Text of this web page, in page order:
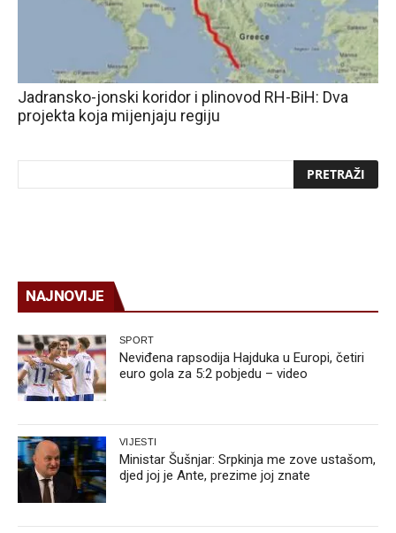
Jadransko-jonski koridor i plinovod RH-BiH: Dva
projekta koja mijenjaju regiju
NAJNOVIJE
SPORT
Neviđena rapsodija Hajduka u Europi, četiri
euro gola za 5:2 pobjedu – video
VIJESTI
Ministar Šušnjar: Srpkinja me zove ustašom,
djed joj je Ante, prezime joj znate